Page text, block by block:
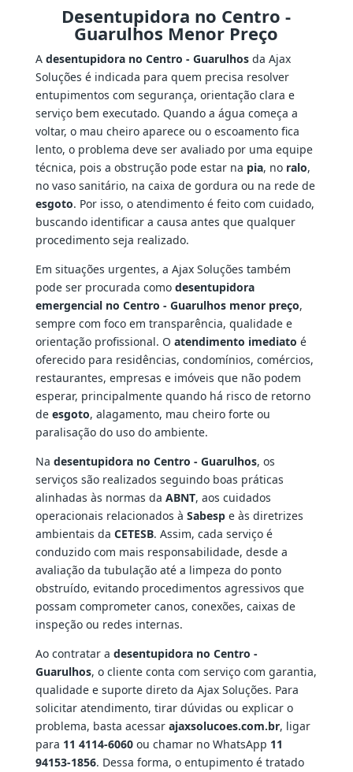
Desentupidora no Centro -
Guarulhos Menor Preço
A desentupidora no Centro - Guarulhosda Ajax
Soluções é indicada para quem precisa resolver
entupimentos com segurança, orientação clara e
serviço bem executado. Quando a água começa a
voltar, o mau cheiro aparece ou o escoamento fica
lento, o problema deve ser avaliado por uma equipe
técnica, pois a obstrução pode estar na pia, no ralo,
no vaso sanitário, na caixa de gordura ou na rede de
esgoto. Por isso, o atendimento é feito com cuidado,
buscando identificar a causa antes que qualquer
procedimento seja realizado.
Em situações urgentes, a Ajax Soluções também
pode ser procurada como desentupidora
emergencial no Centro - Guarulhos menor preço,
sempre com foco em transparência, qualidade e
orientação profissional. O atendimento imediato é
oferecido para residências, condomínios, comércios,
restaurantes, empresas e imóveis que não podem
esperar, principalmente quando há risco de retorno
de esgoto, alagamento, mau cheiro forte ou
paralisação do uso do ambiente.
Na desentupidora no Centro - Guarulhos, os
serviços são realizados seguindo boas práticas
alinhadas às normas da ABNT, aos cuidados
operacionais relacionados à Sabespe às diretrizes
ambientais da CETESB. Assim, cada serviço é
conduzido com mais responsabilidade, desde a
avaliação da tubulação até a limpeza do ponto
obstruído, evitando procedimentos agressivos que
possam comprometer canos, conexões, caixas de
inspeção ou redes internas.
Ao contratar a desentupidora no Centro -
Guarulhos, o cliente conta com serviço com garantia,
qualidade e suporte direto da Ajax Soluções. Para
solicitar atendimento, tirar dúvidas ou explicar o
problema, basta acessar ajaxsolucoes.com.br, ligar
para 11 4114-6060ou chamar no WhatsApp 11
94153-1856. Dessa forma, o entupimento é tratado